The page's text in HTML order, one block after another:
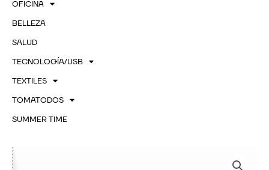
OFICINA
BELLEZA
SALUD
TECNOLOGÍA/USB
TEXTILES
TOMATODOS
SUMMER TIME